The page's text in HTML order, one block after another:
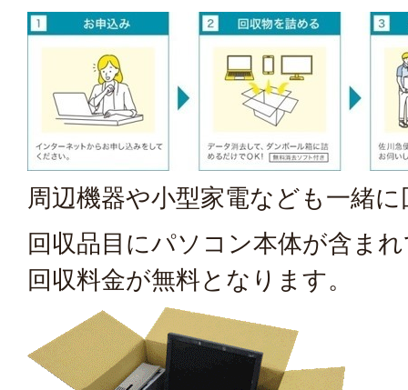
周辺機器や小型家電なども一緒
回収品目にパソコン本体が含ま
回収料金が無料となります。